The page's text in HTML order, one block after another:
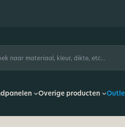
Overige producten